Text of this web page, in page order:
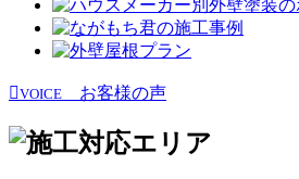
VOICE お客様の声